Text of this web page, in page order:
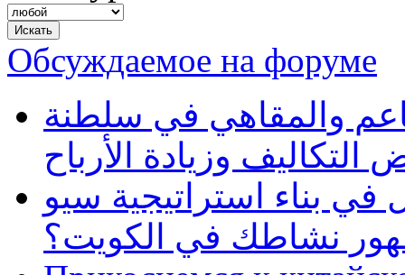
Обсуждаемое на форуме
والمقاهي في سلطنة
وزيادة الأرباح
بناء استراتيجية سيو
نشاطك في الكويت؟